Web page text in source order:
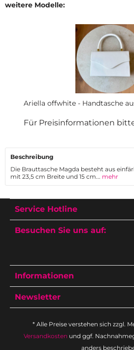
weitere Modelle:
Ariella offwhite - Handtasche
Für Preisinformationen
Beschreibung
Die Brauttasche Magda besteht aus
mit 23,5 cm Breite und 15 cm... mehr
Service Hotline
Besuchen Sie uns auf:
Informationen
Newsletter
* Alle Preise verstehen sich zzgl.
Versandkosten und ggf.
anders